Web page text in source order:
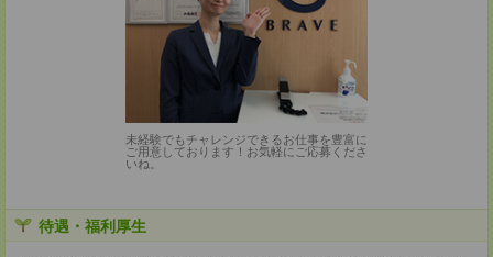
未経験でもチャレンジできるお仕事を豊富に
ご用意しております！お気軽にご応募くださ
いね。
待遇・福利厚生